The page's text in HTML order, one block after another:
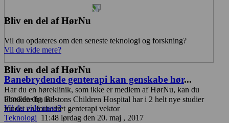
Banebrydende genterapi kan genskabe hør...
Forskere fra Bostons Children Hospital har i 2 helt nye studier
fundet en forbedret genterapi vektor
Teknologi 11:48 lørdag den 20. maj , 2017
Bliv en del af HørNu
Vil du opdateres om den seneste teknologi og forskning?
Vil du vide mere?
Bliv en del af HørNu
Har du en høreklinik, som ikke er medlem af HørNu, kan du
tilmelde dig nu!
Vil du vide mere?